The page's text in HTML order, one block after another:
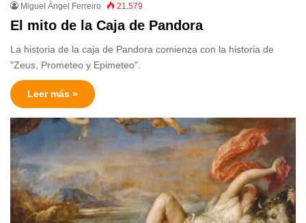
Miguel Ángel Ferreiro 21.579
El mito de la Caja de Pandora
La historia de la caja de Pandora comienza con la historia de
"Zeus, Prometeo y Epimeteo".
Leer más »